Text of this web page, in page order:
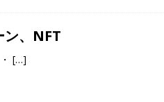
ン、NFT
[…]